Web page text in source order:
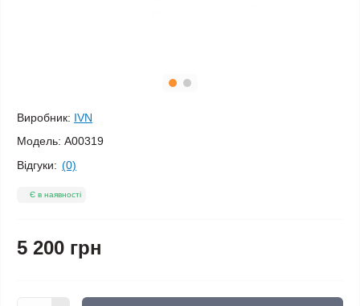
Виробник: IVN
Модель: A00319
Відгуки: (0)
Є в наявності
5 200 грн